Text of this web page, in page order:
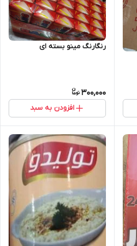
رنگارنگ مینو بسته ای
300,000
افزودن به سبد